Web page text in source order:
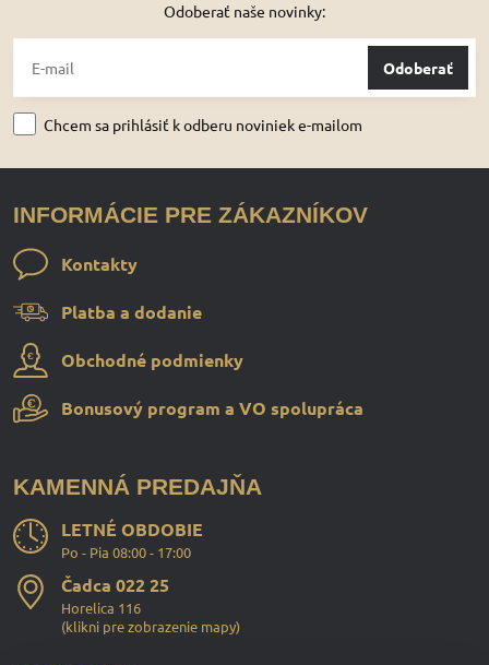
Odoberať naše novinky:
Odoberať
Chcem sa prihlásiť k odberu noviniek e-mailom
INFORMÁCIE PRE ZÁKAZNÍKOV
Kontakty
Platba a dodanie
Obchodné podmienky
Bonusový program a VO spolupráca
KAMENNÁ PREDAJŇA
LETNÉ OBDOBIE
Po - Pia 08:00 - 17:00
Čadca 022 25
Horelica 116
(klikni pre zobrazenie mapy)